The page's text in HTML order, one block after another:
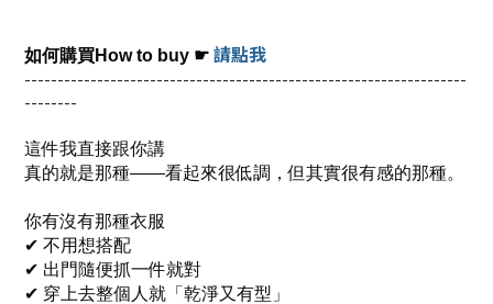
如何購買How to buy ☛ 請點我
-------------------------------------------------------------------
--------
這件我直接跟你講
真的就是那種——看起來很低調，但其實很有感的那種。
你有沒有那種衣服
✔ 不用想搭配
✔ 出門隨便抓一件就對
✔ 穿上去整個人就「乾淨又有型」